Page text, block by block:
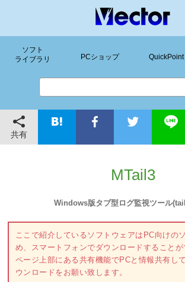
ソフト
ライブラリ
PCショップ QuickPoint
共有
MTail3
Windows版タブ型ログ監視ツール
ここで紹介しているソフトウェアはPC向けの
め、スマートフォンでダウンロードすることが
ページ上部にある共有機能でPCと情報共有し
ウンロードをお願い致します。